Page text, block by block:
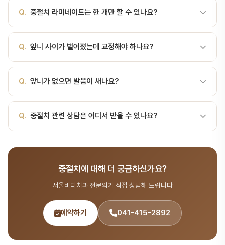
것은 피하셔야 합니다.
가 회색·갈색으로 변색됩니다. 통증이 없어도 진행되는 경우가 많습니
다. 신경치료 후 내부 미백(실활치 미백)으로 색을 개선하거나, 케이스
에 따라 라미네이트·크라운을 고려합니다.
Q. 중절치 라미네이트는 한 개만 할 수 있나요?
만 하면 옆 치아와 색·투명도·광택을 맞추기가 매우 어렵습니다. 좌우
한 쌍을 함께 하거나 측절치·견치까지 4~6개를 함께 디자인하는 편
이 결과가 자연스럽습니다. 서울비디치과 라미네이트는 1본 80만원
Q. 앞니 사이가 벌어졌는데 교정해야 하나요?
치아 크기가 작아 공간이 남는 경우, 배열 문제, 정중선 편위 등 원인
이 여러 가지입니다. 원인 확인 없이 레진으로 틈만 메우면 재발이 흔
하므로 X-ray로 원인부터 구분하는 것이 순서입니다.
Q. 앞니가 없으면 발음이 새나요?
다. 상실되거나 형태가 크게 바뀌면 발음이 새는 느낌이 생길 수 있습
니다. 또 위 앞니는 입술을 받쳐주는 역할도 하므로, 상실되면 입술이
꺼져 나이 들어 보이게 됩니다.
Q. 중절치 관련 상담은 어디서 받을 수 있나요?
041-415-2892 또는 온라인 예약(bdbddc.com/reservation)
으로 상담을 받으실 수 있습니다.
중절치에 대해 더 궁금하신가요?
서울비디치과 전문의가 직접 상담해 드립니다
예약하기 041-415-2892